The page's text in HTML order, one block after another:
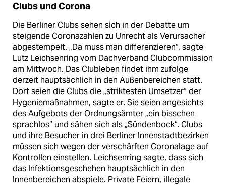
Clubs und Corona
Die Berliner Clubs sehen sich in der Debatte um
steigende Coronazahlen zu Unrecht als Verursacher
abgestempelt. „Da muss man differenzieren“, sagte
Lutz Leichsenring vom Dachverband Clubcommission
am Mittwoch. Das Clubleben findet ihm zufolge
derzeit hauptsächlich in den Außenbereichen statt.
Dort seien die Clubs die „striktesten Umsetzer“ der
Hygeniemaßnahmen, sagte er. Sie seien angesichts
des Aufgebots der Ordnungsämter „ein bisschen
sprachlos“ und sähen sich als „Sündenbock“. Clubs
und ihre Besucher in drei Berliner Innenstadtbezirken
müssen sich wegen der verschärften Coronalage auf
Kontrollen einstellen. Leichsenring sagte, dass sich
das Infektionsgeschehen hauptsächlich in den
Innenbereichen abspiele. Private Feiern, illegale